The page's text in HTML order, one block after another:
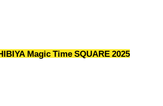
Magic Time SQUARE 2025